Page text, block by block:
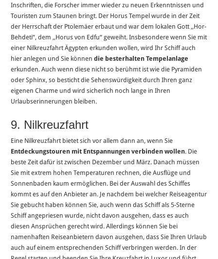
Inschriften, die Forscher immer wieder zu neuen Erkenntnissen und
Touristen zum Staunen bringt. Der Horus Tempel wurde in der Zeit
der Herrschaft der Ptolemäer erbaut und war dem lokalen Gott ,,Hor-
Behdeti“, dem ,,Horus von Edfu“ geweiht. Insbesondere wenn Sie mit
einer Nilkreuzfahrt Ägypten erkunden wollen, wird Ihr Schiff auch
hier anlegen und Sie könnendie besterhalten Tempelanlage
erkunden. Auch wenn diese nicht so berühmt ist wie die Pyramiden
oder Sphinx, so besticht die Sehenswürdigkeit durch Ihren ganz
eigenen Charme und wird sicherlich noch lange in Ihren
Urlaubserinnerungen bleiben.
9. Nilkreuzfahrt
Eine Nilkreuzfahrt bietet sich vor allem dann an, wenn Sie
Entdeckungstouren mit Entspannungen verbinden wollen. Die
beste Zeit dafür ist zwischen Dezember und März. Danach müssen
Sie mit extrem hohen Temperaturen rechnen, die Ausflüge und
Sonnenbaden kaum ermöglichen. Bei der Auswahl des Schiffes
kommt es auf den Anbieter an. Je nachdem bei welcher Reiseagentur
Sie gebucht haben können Sie, auch wenn das Schiff als 5-Sterne
Schiff angepriesen wurde, nicht davon ausgehen, dass es auch
diesen Ansprüchen gerecht wird. Allerdings können Sie bei
namenhaften Reiseanbietern davon ausgehen, dass Sie Ihren Urlaub
auch auf einem entsprechenden Schiff verbringen werden. In der